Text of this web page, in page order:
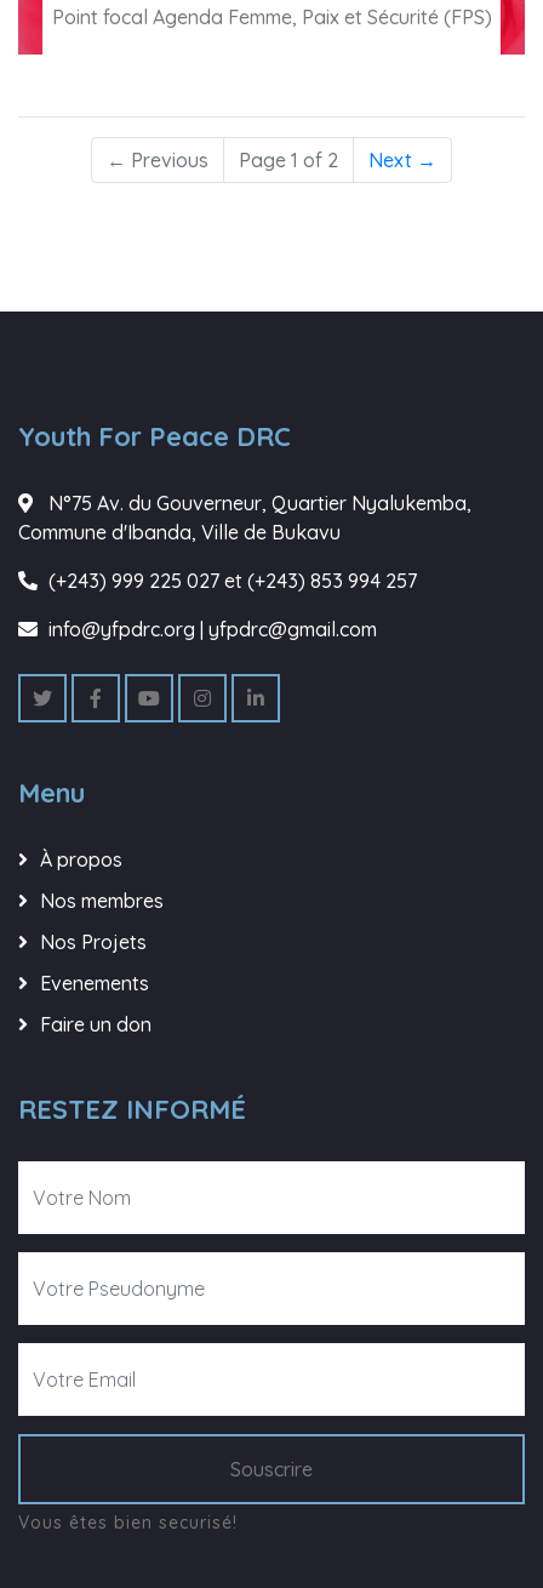
Point focal Agenda Femme, Paix et Sécurité (FPS)
← Previous Page 1 of 2 Next →
Youth For Peace DRC
N°75 Av. du Gouverneur, Quartier Nyalukemba,
Commune d'Ibanda, Ville de Bukavu
(+243) 999 225 027 et (+243) 853 994 257
info@yfpdrc.org | yfpdrc@gmail.com
Menu
À propos
Nos membres
Nos Projets
Evenements
Faire un don
RESTEZ INFORMÉ
Souscrire
Vous êtes bien securisé!